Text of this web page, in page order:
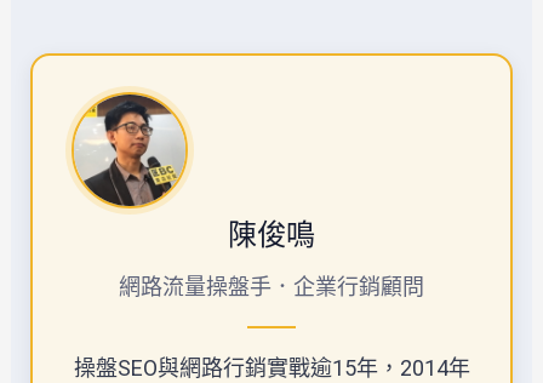
陳俊鳴
網路流量操盤手．企業行銷顧問
操盤SEO與網路行銷實戰逾15年，2014年